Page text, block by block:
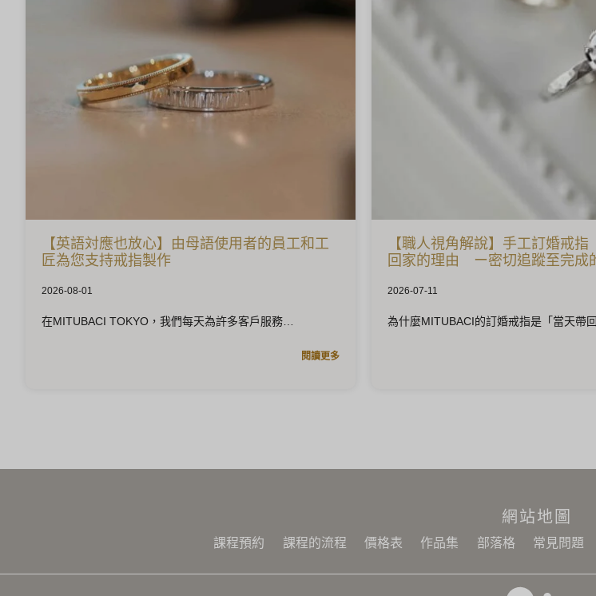
【英語対應也放心】由母語使用者的員工和工
匠為您支持戒指製作
2026-08-01
在MITUBACI TOKYO，我們每天為許多客戶服務
閱讀更多
【職人視角解說】手工訂婚戒
回家的理由 ー密切追蹤至完成
2026-07-11
為什麼MITUBACI的訂婚戒指是「當天帶回
網站地圖
課程預約 課程的流程 價格表 作品集 部落格 常見問題